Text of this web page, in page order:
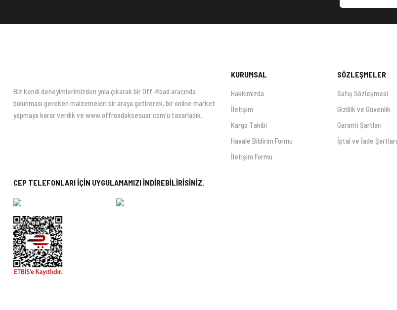
Biz kendi deneyimlerimizden yola çıkarak bir Off-Road aracında
bulunması gereken malzemeleri bir araya getirerek, bir online market
yapmaya karar verdik ve www.offroadaksesuar.com'u tasarladık.
CEP TELEFONLARI İÇİN UYGULAMAMIZI İNDİREBİLİRİSİNİZ.
KURUMSAL
Hakkımızda
İletişim
Kargo Takibi
Havale Bildirim Formu
İletişim Formu
SÖZLEŞMELER
Satış Sözleşmesi
Gizlilik ve Güvenlik
Garanti Şartları
İptal ve İade Şartları